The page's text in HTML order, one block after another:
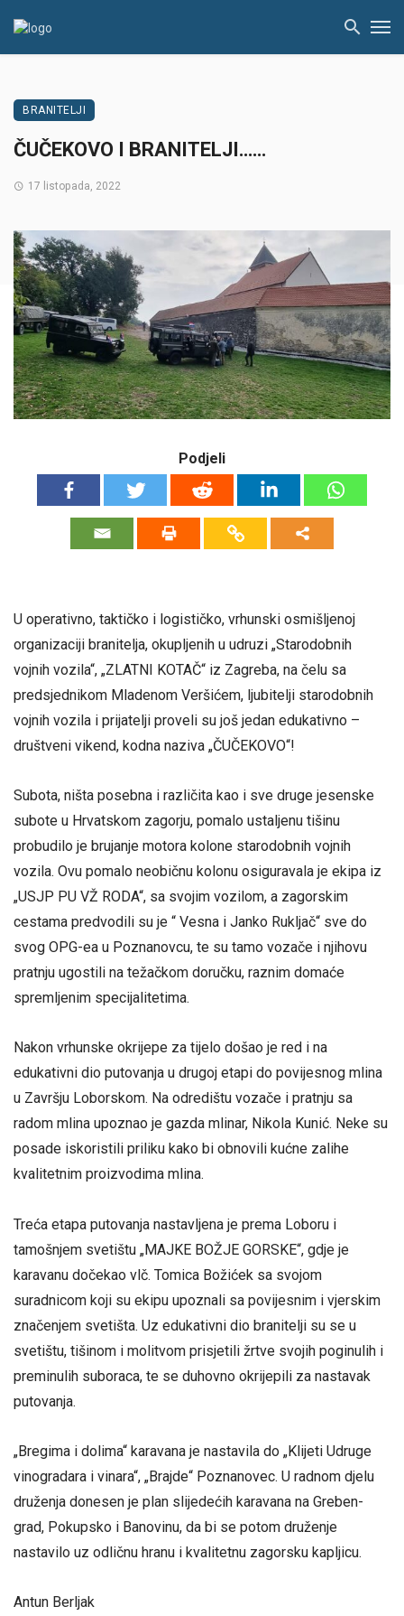
BRANITELJI
ČUČEKOVO I BRANITELJI……
17 listopada, 2022
Podjeli
U operativno, taktičko i logističko, vrhunski osmišljenoj
organizaciji branitelja, okupljenih u udruzi „Starodobnih
vojnih vozila“, „ZLATNI KOTAČ“ iz Zagreba, na čelu sa
predsjednikom Mladenom Veršićem, ljubitelji starodobnih
vojnih vozila i prijatelji proveli su još jedan edukativno –
društveni vikend, kodna naziva „ČUČEKOVO“!
Subota, ništa posebna i različita kao i sve druge jesenske
subote u Hrvatskom zagorju, pomalo ustaljenu tišinu
probudilo je brujanje motora kolone starodobnih vojnih
vozila. Ovu pomalo neobičnu kolonu osiguravala je ekipa iz
„USJP PU VŽ RODA“, sa svojim vozilom, a zagorskim
cestama predvodili su je “ Vesna i Janko Rukljač“ sve do
svog OPG-ea u Poznanovcu, te su tamo vozače i njihovu
pratnju ugostili na težačkom doručku, raznim domaće
spremljenim specijalitetima.
Nakon vrhunske okrijepe za tijelo došao je red i na
edukativni dio putovanja u drugoj etapi do povijesnog mlina
u Završju Loborskom. Na odredištu vozače i pratnju sa
radom mlina upoznao je gazda mlinar, Nikola Kunić. Neke su
posade iskoristili priliku kako bi obnovili kućne zalihe
kvalitetnim proizvodima mlina.
Treća etapa putovanja nastavljena je prema Loboru i
tamošnjem svetištu „MAJKE BOŽJE GORSKE“, gdje je
karavanu dočekao vlč. Tomica Božićek sa svojom
suradnicom koji su ekipu upoznali sa povijesnim i vjerskim
značenjem svetišta. Uz edukativni dio branitelji su se u
svetištu, tišinom i molitvom prisjetili žrtve svojih poginulih i
preminulih suboraca, te se duhovno okrijepili za nastavak
putovanja.
„Bregima i dolima“ karavana je nastavila do „Klijeti Udruge
vinogradara i vinara“, „Brajde“ Poznanovec. U radnom djelu
druženja donesen je plan slijedećih karavana na Greben-
grad, Pokupsko i Banovinu, da bi se potom druženje
nastavilo uz odličnu hranu i kvalitetnu zagorsku kapljicu.
Antun Berljak